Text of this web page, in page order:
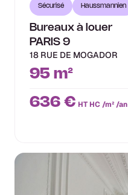
Sécurisé Haussmannien
Bureaux à louer
PARIS 9
18 RUE DE MOGADOR
95 m²
636 € HT HC /m² /an